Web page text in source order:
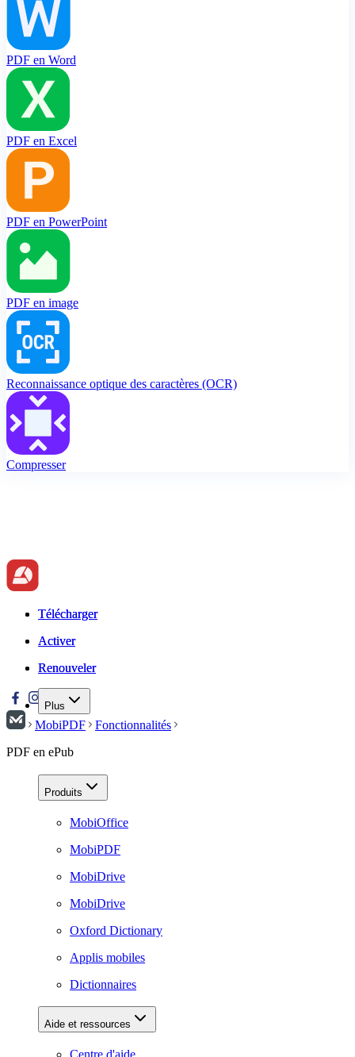
PDF en Word
PDF en Excel
PDF en PowerPoint
PDF en image
Reconnaissance optique des caractères (OCR)
Compresser
Télécharger
Activer
Renouveler
Plus
Télécharger
Activer
Renouveler
MobiPDF
Fonctionnalités
PDF en ePub
Produits
MobiOffice
MobiPDF
MobiDrive
MobiDrive
Oxford Dictionary
Applis mobiles
Dictionnaires
Aide et ressources
Centre d'aide